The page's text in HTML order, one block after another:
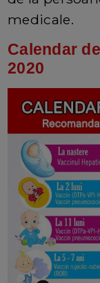
medicale.
Calendar
2020